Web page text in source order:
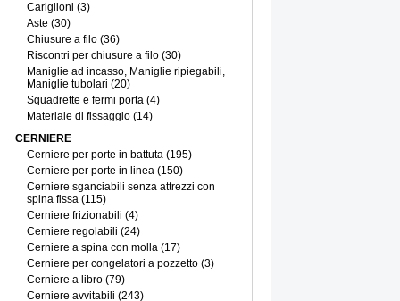
Cariglioni (3)
Aste (30)
Chiusure a filo (36)
Riscontri per chiusure a filo (30)
Maniglie ad incasso, Maniglie ripiegabili,
Maniglie tubolari (20)
Squadrette e fermi porta (4)
Materiale di fissaggio (14)
CERNIERE
Cerniere per porte in battuta (195)
Cerniere per porte in linea (150)
Cerniere sganciabili senza attrezzi con
spina fissa (115)
Cerniere frizionabili (4)
Cerniere regolabili (24)
Cerniere a spina con molla (17)
Cerniere per congelatori a pozzetto (3)
Cerniere a libro (79)
Cerniere avvitabili (243)